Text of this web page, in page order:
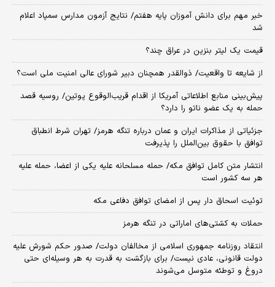
خبر مهم برای دانش آموزان پایه هفتم/ نتایج آزمون مدارس سمپاد اعلام
شد
قیمت یک لیتر بنزین در عراق چند؟
از شایعه تا واقعیت/ ذوالقدر همچنان دبیر شورای ‌عالی امنیت ملی است؟
پیش‌بینی منابع اطلاعاتی آمریکا از اقدام قریب‌الوقوع پوتین/ روسیه قصد
حمله به یک عضو ناتو را دارد؟
جزئیاتی از مذاکرات ایران و عمان درباره تنگه هرمز/ تهران شرط انطباق
توافق با حقوق بین‌الملل را پذیرفت
انتشار متن کامل توافق مکه/ حمله مسلحانه علیه یکی از اعضا، حمله علیه
هر سه کشور است
توئیت اسحاق دار پس از امضای توافق دفاعی مکه
حملات به کشتی‌های اماراتی در تنگه هرمز
انتقاد روزنامه جمهوری اسلامی از مخالفان دولت/ صدور حکم شورش علیه
دولت قانونی، عادی نیست/ برای بازگشت به قدرت به هر وسیله‌ای حتی
دروغ و توطئه متوسل می‌شوند